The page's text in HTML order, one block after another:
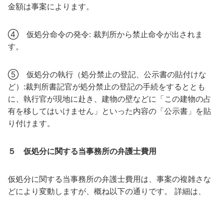
金額は事案によります。
④ 仮処分命令の発令: 裁判所から禁止命令が出されま
す。
⑤ 仮処分の執行（処分禁止の登記、公示書の貼付けな
ど）:裁判所書記官が処分禁止の登記の手続をするととも
に、執行官が現地に赴き、建物の壁などに「この建物の占
有を移してはいけません」といった内容の「公示書」を貼
り付けます。
５ 仮処分に関する当事務所の弁護士費用
仮処分に関する当事務所の弁護士費用は、事案の複雑さな
どにより変動しますが、概ね以下の通りです。 詳細は、